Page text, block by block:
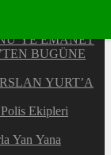
EMANET
BUGÜNE
YURT’A
Ekipleri
Yan Yana